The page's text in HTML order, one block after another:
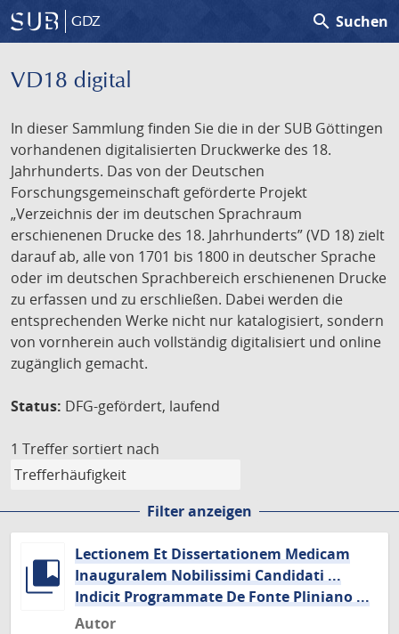
GDZ search Suchen
VD18 digital
In dieser Sammlung finden Sie die in der SUB Göttingen
vorhandenen digitalisierten Druckwerke des 18.
Jahrhunderts. Das von der Deutschen
Forschungsgemeinschaft geförderte Projekt
„Verzeichnis der im deutschen Sprachraum
erschienenen Drucke des 18. Jahrhunderts” (VD 18) zielt
darauf ab, alle von 1701 bis 1800 in deutscher Sprache
oder im deutschen Sprachbereich erschienenen Drucke
zu erfassen und zu erschließen. Dabei werden die
entsprechenden Werke nicht nur katalogisiert, sondern
von vornherein auch vollständig digitalisiert und online
zugänglich gemacht.
Status: DFG-gefördert, laufend
1 Treffer sortiert nach
Filter anzeigen
Lectionem Et Dissertationem Medicam
Inauguralem Nobilissimi Candidati ...
Indicit Programmate De Fonte Pliniano ...
Autor